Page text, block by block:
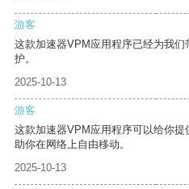
游客
这款加速器VPM应用程序已经为我
护。
2025-10-13
游客
这款加速器VPM应用程序可以给你
助你在网络上自由移动。
2025-10-13